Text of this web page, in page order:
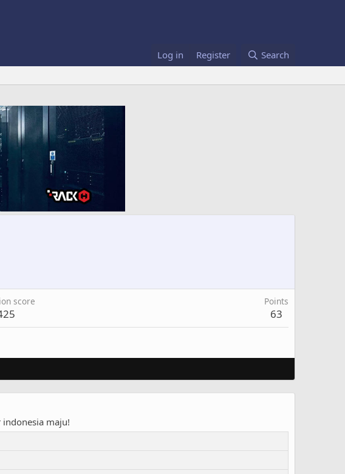
Log in Register Search
score Points
63
maju!